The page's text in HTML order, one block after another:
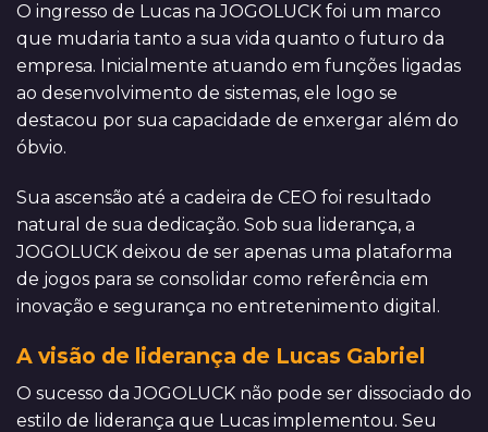
O ingresso de Lucas na JOGOLUCK foi um marco
que mudaria tanto a sua vida quanto o futuro da
empresa. Inicialmente atuando em funções ligadas
ao desenvolvimento de sistemas, ele logo se
destacou por sua capacidade de enxergar além do
óbvio.
Sua ascensão até a cadeira de CEO foi resultado
natural de sua dedicação. Sob sua liderança, a
JOGOLUCK deixou de ser apenas uma plataforma
de jogos para se consolidar como referência em
inovação e segurança no entretenimento digital.
A visão de liderança de Lucas Gabriel
O sucesso da JOGOLUCK não pode ser dissociado do
estilo de liderança que Lucas implementou. Seu